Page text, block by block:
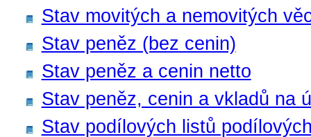
Stav movitých a nemovitých
Stav peněz (bez cenin)
Stav peněz a cenin netto
Stav peněz, cenin a vkladů na
Stav podílových listů